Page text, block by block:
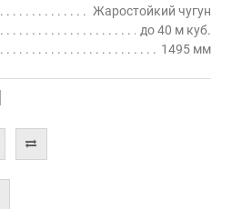
Жаростойкий чугун
до 40 м куб.
1495 мм